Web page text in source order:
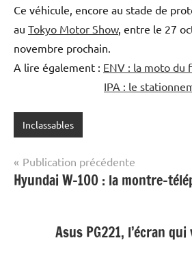
Ce véhicule, encore au stade de
au Tokyo Motor Show, entre le 27
novembre prochain.
A lire également : ENV : la moto du
IPA : le
Inclassables
Navigation
de
Publication précédente
Hyundai W-100 : la montre-
Asus PG221, l’écran